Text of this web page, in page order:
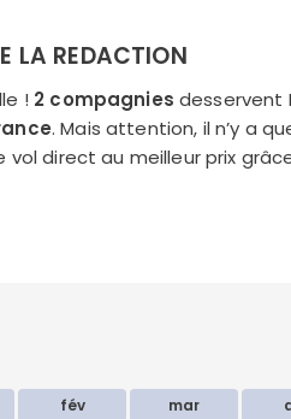
LA REDACTION
! 2 compagnies desservent
. Mais attention, il n’y a
vol direct au meilleur prix
fév mar